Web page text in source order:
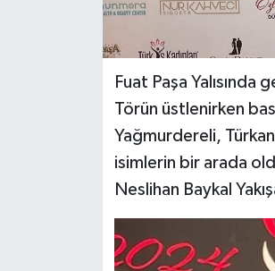
Fuat Paşa
Törün üstlenirken
Yağmurdereli,
isimlerin bir arada
Neslihan Baykal